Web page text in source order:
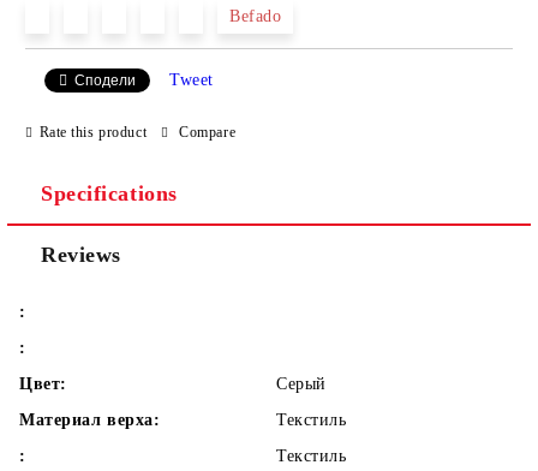
We will contact you to finalize the order
Befado
Сподели Tweet
Rate this product Compare
Specifications
Reviews
:
:
Цвет:
Серый
Материал верха:
Текстиль
:
Текстиль